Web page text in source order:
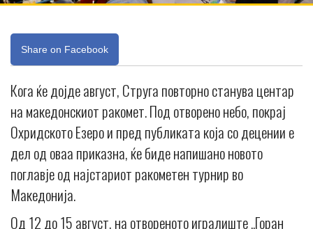
Share on Facebook
Кога ќе дојде август, Струга повторно станува центар
на македонскиот ракомет. Под отворено небо, покрај
Охридското Езеро и пред публиката која со децении е
дел од оваа приказна, ќе биде напишано новото
поглавје од најстариот ракометен турнир во
Македонија.
Од 12 до 15 август, на отвореното игралиште „Горан